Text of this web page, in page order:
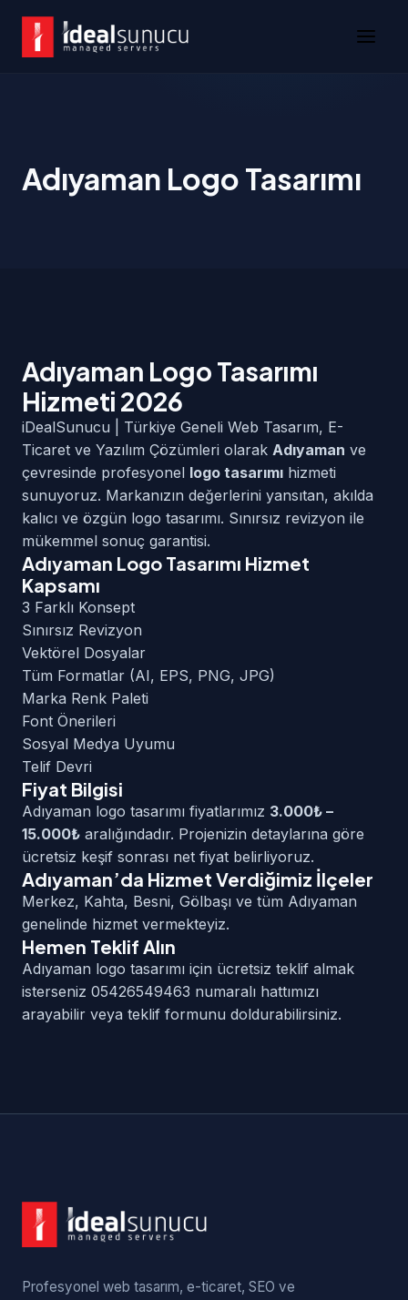
Adıyaman Logo Tasarımı
Adıyaman Logo Tasarımı
Hizmeti 2026
iDealSunucu | Türkiye Geneli Web Tasarım, E-
Ticaret ve Yazılım Çözümleri olarak Adıyaman ve
çevresinde profesyonel logo tasarımı hizmeti
sunuyoruz. Markanızın değerlerini yansıtan, akılda
kalıcı ve özgün logo tasarımı. Sınırsız revizyon ile
mükemmel sonuç garantisi.
Adıyaman Logo Tasarımı Hizmet
Kapsamı
3 Farklı Konsept
Sınırsız Revizyon
Vektörel Dosyalar
Tüm Formatlar (AI, EPS, PNG, JPG)
Marka Renk Paleti
Font Önerileri
Sosyal Medya Uyumu
Telif Devri
Fiyat Bilgisi
Adıyaman logo tasarımı fiyatlarımız 3.000₺ –
15.000₺ aralığındadır. Projenizin detaylarına göre
ücretsiz keşif sonrası net fiyat belirliyoruz.
Adıyaman’da Hizmet Verdiğimiz İlçeler
Merkez, Kahta, Besni, Gölbaşı ve tüm Adıyaman
genelinde hizmet vermekteyiz.
Hemen Teklif Alın
Adıyaman logo tasarımı için ücretsiz teklif almak
isterseniz 05426549463 numaralı hattımızı
arayabilir veya teklif formunu doldurabilirsiniz.
Profesyonel web tasarım, e-ticaret, SEO ve